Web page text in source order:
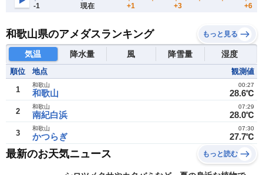
和歌山県のアメダスランキング もっと見る
気温 降水量 風 降雪量 湿度
順位 地点 観測値
1 和歌山
和歌山
28.6℃
00:27
2 南紀白浜
和歌山
28.0℃
07:29
3 かつらぎ
和歌山
27.7℃
07:30
最新のお天気ニュース もっと読む